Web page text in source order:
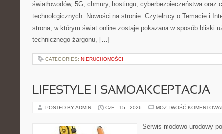
światłowodów, 5G, chmury, hostingu, cyberbezpieczeństwa oraz
technologicznych. Nowości na stronie: Czytelnicy o Temacie i
strona, w którym świat online zostaje pokazana w sposób bliski
technicznego żargonu, […]
CATEGORIES: NIERUCHOMOŚCI
LIFESTYLE I SAMOAKCEPTACJA
POSTED BY ADMIN CZE - 15 - 2026 MOŻLIWOŚĆ
Serwis modowo-urodowy